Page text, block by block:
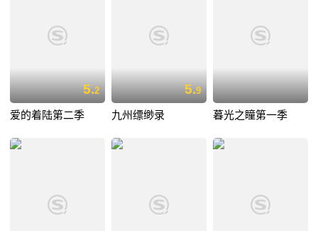
5.2
爱的着陆第二季
5.9
九州缥缈录 暮光之瞳第一季